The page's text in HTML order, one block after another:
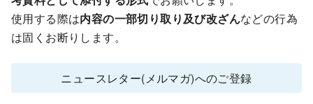
使用する際は内容の一部切り取り及び改ざんなどの行為
は固くお断りします。
ニュースレター(メルマガ)へのご登録